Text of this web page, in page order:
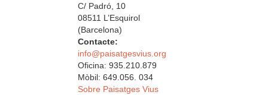
C/ Padró, 10
08511 L’Esquirol
(Barcelona)
Contacte:
info@paisatgesvius.org
Oficina: 935.210.879
Mòbil: 649.056. 034
Sobre Paisatges Vius